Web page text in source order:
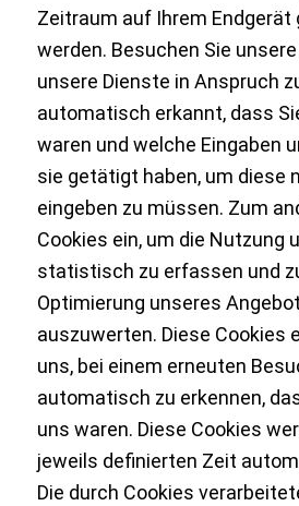
Zeitraum auf Ihrem Endgerät
werden. Besuchen Sie
unsere Dienste in Anspruch
automatisch erkannt, dass
waren und welche Eingaben
sie getätigt haben, um diese
eingeben zu müssen. Zum
Cookies ein, um die Nutzung
statistisch zu erfassen und
Optimierung unseres
auszuwerten. Diese Cookies
uns, bei einem erneuten
automatisch zu erkennen,
uns waren. Diese Cookies
jeweils definierten Zeit
Die durch Cookies